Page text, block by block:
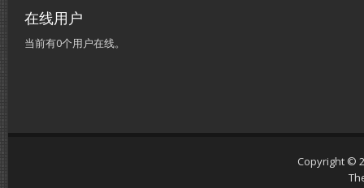
在线用户
当前有0个用户在线。
Copyright ©